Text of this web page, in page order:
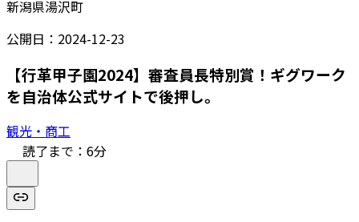
新潟県湯沢町
公開日： 2024-12-23
【行革甲子園2024】審査員長特別賞！ギグワーク
を自治体公式サイトで後押し。
観光・商工
読了まで： 6分